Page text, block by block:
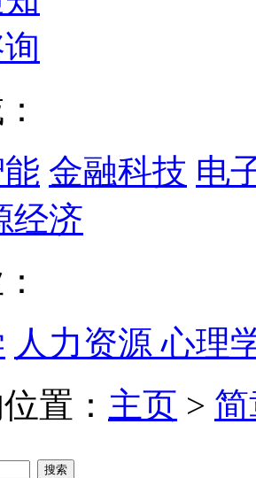
金融科技 电
经济
人力资源心理
置： 主页 >